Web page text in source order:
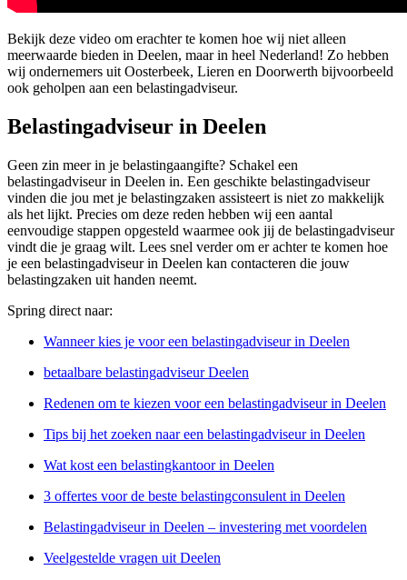
Bekijk deze video om erachter te komen hoe wij niet alleen
meerwaarde bieden in Deelen, maar in heel Nederland! Zo hebben
wij ondernemers uit Oosterbeek, Lieren en Doorwerth bijvoorbeeld
ook geholpen aan een belastingadviseur.
Belastingadviseur in Deelen
Geen zin meer in je belastingaangifte? Schakel een
belastingadviseur in Deelen in. Een geschikte belastingadviseur
vinden die jou met je belastingzaken assisteert is niet zo makkelijk
als het lijkt. Precies om deze reden hebben wij een aantal
eenvoudige stappen opgesteld waarmee ook jij de belastingadviseur
vindt die je graag wilt. Lees snel verder om er achter te komen hoe
je een belastingadviseur in Deelen kan contacteren die jouw
belastingzaken uit handen neemt.
Spring direct naar:
Wanneer kies je voor een belastingadviseur in Deelen
betaalbare belastingadviseur Deelen
Redenen om te kiezen voor een belastingadviseur in Deelen
Tips bij het zoeken naar een belastingadviseur in Deelen
Wat kost een belastingkantoor in Deelen
3 offertes voor de beste belastingconsulent in Deelen
Belastingadviseur in Deelen – investering met voordelen
Veelgestelde vragen uit Deelen